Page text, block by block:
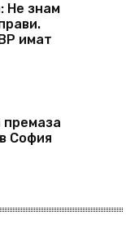
Не знам
имат
София